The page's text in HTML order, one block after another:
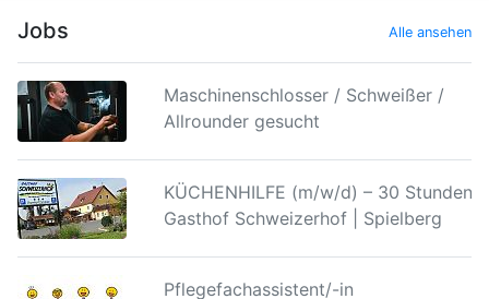
Jobs Alle ansehen
Maschinenschlosser / Schweißer /
Allrounder gesucht
KÜCHENHILFE (m/w/d) – 30 Stunden |
Gasthof Schweizerhof | Spielberg
Pflegefachassistent/-in